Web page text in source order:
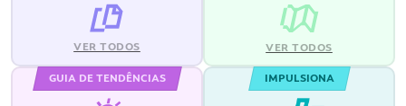
VER TODOS VER TODOS
GUIA DE TENDÊNCIAS IMPULSIONA